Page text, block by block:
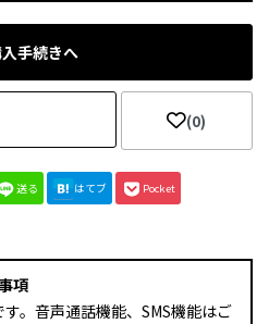
手続きへ
(0)
送る はてブ Pocket
項
。音声通話機能、SMS機能はご